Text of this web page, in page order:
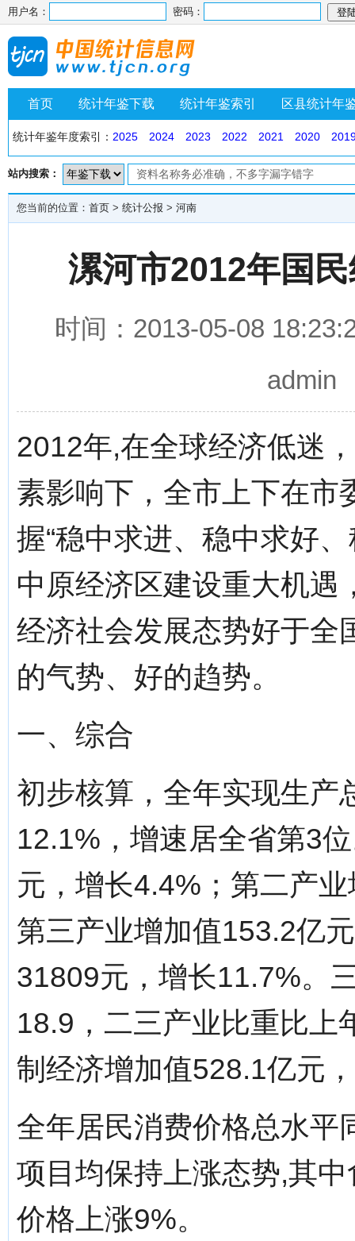
用户名： 密码：
首页 统计年鉴下载 统计年鉴索引 区县统计年
统计年鉴年度索引： 2025 2024 2023 2022 2021 2020
站内搜索：
您当前的位置： 首页 > 统计公报 > 河南
漯河市2012年国
时间：2013-05-08
admin
2012年,在全球经济低迷
素影响下，全市上下在市
握“稳中求进、稳中求好
中原经济区建设重大机遇
经济社会发展态势好于全
的气势、好的趋势。
一、综合
初步核算，全年实现生产
12.1%，增速居全省第3
元，增长4.4%；第二产
第三产业增加值153.2亿
31809元，增长11.7%。
18.9，二三产业比重比上
制经济增加值528.1亿元
全年居民消费价格总水平
项目均保持上涨态势,其
价格上涨9%。